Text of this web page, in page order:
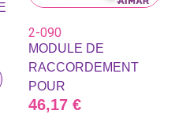
2-090
MODULE DE
RACCORDEMENT
POUR
46,17 €